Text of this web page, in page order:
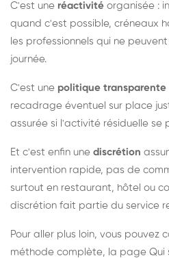
C'est une réactivité organisée :
quand c'est possible, créneaux
les professionnels qui ne
journée.
C'est une politique transparente
recadrage éventuel sur place
assurée si l'activité résiduelle se
Et c'est enfin une discrétion
intervention rapide, pas de
surtout en restaurant, hôtel ou
discrétion fait partie du service
Pour aller plus loin, vous pouvez
méthode complète, la page Qui